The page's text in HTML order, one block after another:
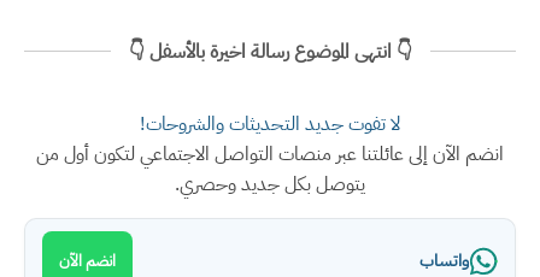
👇 انتهى الموضوع رسالة اخيرة بالأسفل 👇
لا تفوت جديد التحديثات والشروحات!
انضم الآن إلى عائلتنا عبر منصات التواصل الاجتماعي لتكون أول من
يتوصل بكل جديد وحصري.
واتساب انضم الآن